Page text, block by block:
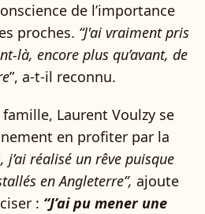
de l’importance
proches. “J'ai vraiment pris
là, encore plus qu’avant, de
”, a-t-il reconnu.
Laurent Voulzy se
en profiter par la
j’ai réalisé un rêve puisque
en Angleterre”, ajoute
: “J’ai pu mener une